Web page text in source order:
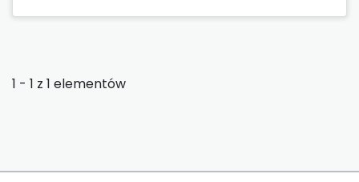
1 - 1 z 1 elementów